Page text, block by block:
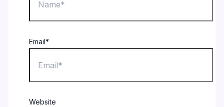
Email*
Website